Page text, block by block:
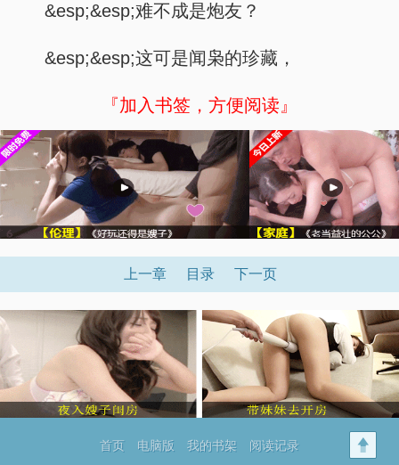
&esp;&esp;难不成是炮友？
&esp;&esp;这可是闻枭的珍藏，
『加入书签，方便阅读』
上一章 目录 下一页
首页 电脑版 我的书架 阅读记录